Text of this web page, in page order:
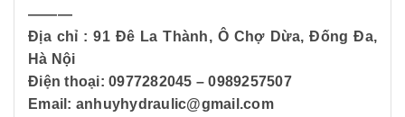
———
Địa chỉ : 91 Đê La Thành, Ô Chợ Dừa, Đống Đa,
Hà Nội
Điện thoại: 0977282045 – 0989257507
Email: anhuyhydraulic@gmail.com